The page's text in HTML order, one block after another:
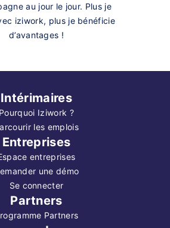
au jour le jour. Plus je
iziwork, plus je bénéficie
d’avantages !
Intérimaires
Pourquoi Iziwork ?
les emplois
Entreprises
entreprises
une démo
Se connecter
Partners
Partners